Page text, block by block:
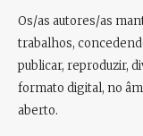
Os/as autores/as
trabalhos,
publicar, reproduzir,
formato digital, no
aberto.